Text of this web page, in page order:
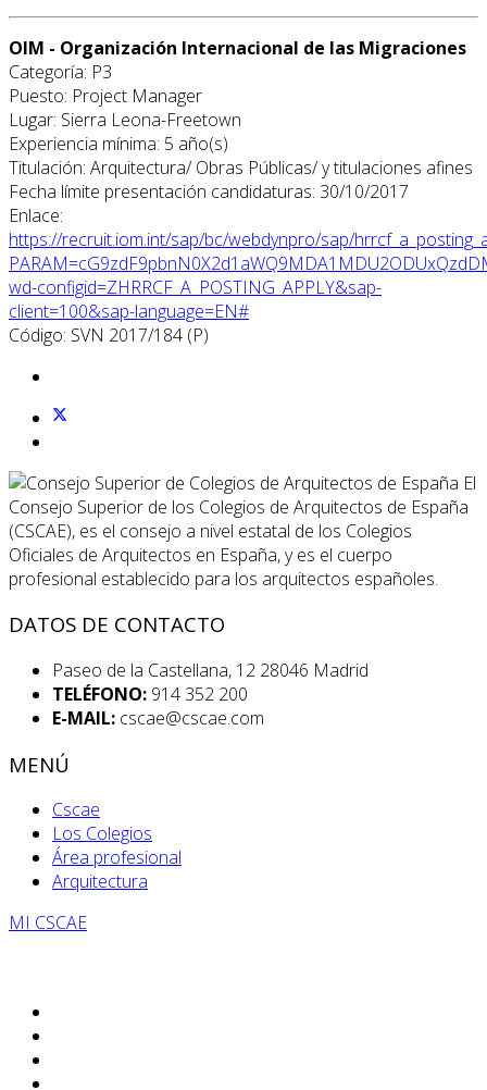
OIM - Organización Internacional de las Migraciones
Categoría: P3
Puesto: Project Manager
Lugar: Sierra Leona-Freetown
Experiencia mínima: 5 año(s)
Titulación: Arquitectura/ Obras Públicas/ y titulaciones afines
Fecha límite presentación candidaturas: 30/10/2017
Enlace:
https://recruit.iom.int/sap/bc/webdynpro/sap/
wd-configid=ZHRRCF_A_POSTING_APPLY&sap-
client=100&sap-language=EN#
Código: SVN 2017/184 (P)
El
Consejo Superior de los Colegios de Arquitectos de España
(CSCAE), es el consejo a nivel estatal de los Colegios
Oficiales de Arquitectos en España, y es el cuerpo
profesional establecido para los arquitectos españoles.
DATOS DE CONTACTO
Paseo de la Castellana, 12 28046 Madrid
TELÉFONO: 914 352 200
E-MAIL: cscae@cscae.com
MENÚ
Cscae
Los Colegios
Área profesional
Arquitectura
MI CSCAE